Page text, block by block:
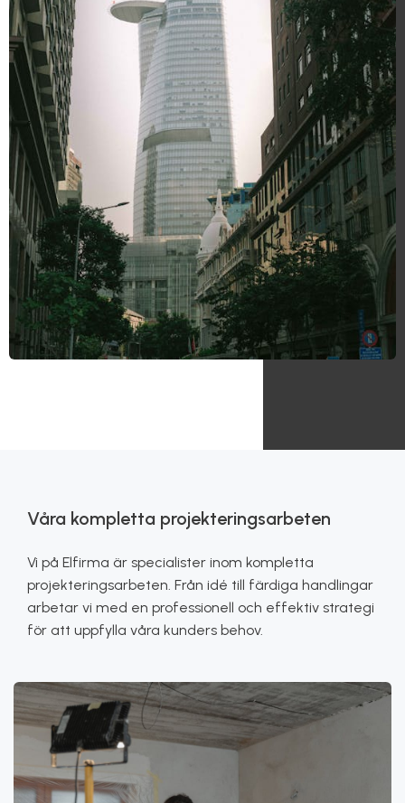
Våra kompletta projekteringsarbeten
Vi på Elfirma är specialister inom kompletta
projekteringsarbeten. Från idé till färdiga handlingar
arbetar vi med en professionell och effektiv strategi
för att uppfylla våra kunders behov.